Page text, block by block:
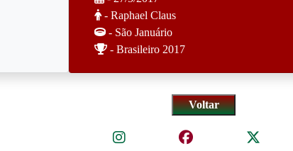
- Raphael Claus
- São Januário
- Brasileiro 2017